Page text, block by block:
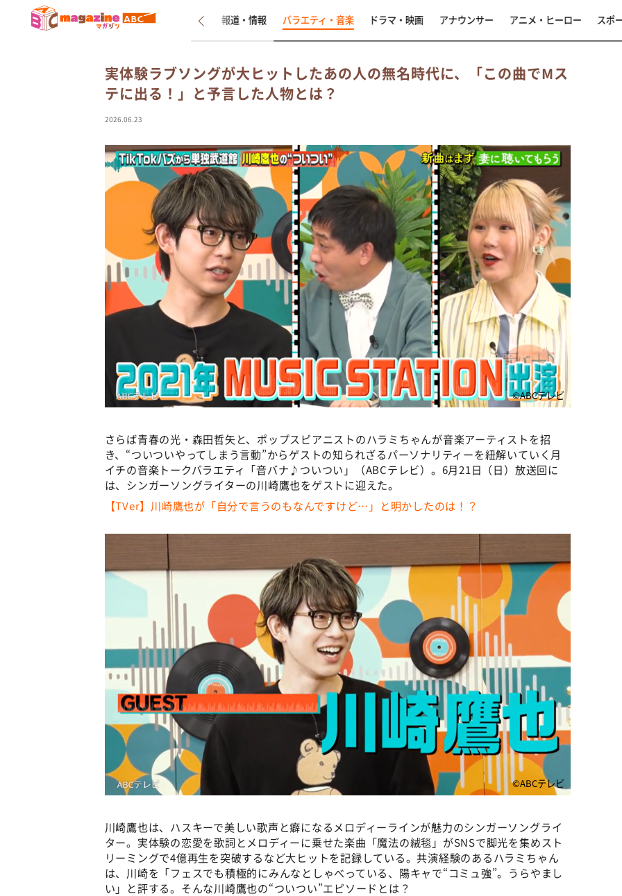
新着 インタビュー 報道・情報 バラエティ・音楽 ドラマ・映画 アナウンサー アニメ・ヒーロー スポ
実体験ラブソングが大ヒットしたあの人の無名時代に、「この曲でMス
テに出る！」と予言した人物とは？
2026.06.23
©ABCテレビ
さらば青春の光・森田哲矢と、ポップスピアニストのハラミちゃんが音楽アーティストを招
き、“ついついやってしまう言動”からゲストの知られざるパーソナリティーを紐解いていく月
イチの音楽トークバラエティ「音バナ♪ついつい」（ABCテレビ）。6月21日（日）放送回に
は、シンガーソングライターの川崎鷹也をゲストに迎えた。
【TVer】川崎鷹也が「自分で言うのもなんですけど…」と明かしたのは！？
©ABCテレビ
川崎鷹也は、ハスキーで美しい歌声と癖になるメロディーラインが魅力のシンガーソングライ
ター。実体験の恋愛を歌詞とメロディーに乗せた楽曲「魔法の絨毯」がSNSで脚光を集めスト
リーミングで4億再生を突破するなど大ヒットを記録している。共演経験のあるハラミちゃん
は、川崎を「フェスでも積極的にみんなとしゃべっている、陽キャで“コミュ強”。うらやまし
い」と評する。そんな川崎鷹也の“ついつい”エピソードとは？